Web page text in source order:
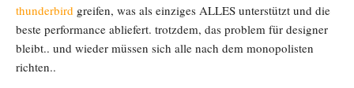
thunderbird greifen, was als einziges ALLES unterstützt und die
beste performance abliefert. trotzdem, das problem für designer
bleibt.. und wieder müssen sich alle nach dem monopolisten
richten..